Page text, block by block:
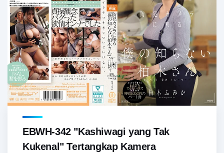
EBWH-342 "Kashiwagi yang Tak
Kukenal" Tertangkap Kamera